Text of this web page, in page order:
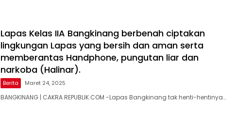
Lapas Kelas IIA Bangkinang berbenah ciptakan
lingkungan Lapas yang bersih dan aman serta
memberantas Handphone, pungutan liar dan
narkoba (Halinar).
Berita Maret 24, 2025
BANGKINANG | CAKRA REPUBLIK.COM -Lapas Bangkinang tak henti-hentinya…